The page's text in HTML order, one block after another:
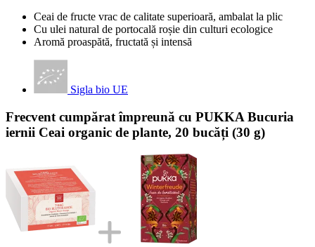
Ceai de fructe vrac de calitate superioară, ambalat la plic
Cu ulei natural de portocală roșie din culturi ecologice
Aromă proaspătă, fructată și intensă
Sigla bio UE
Frecvent cumpărat împreună cu PUKKA Bucuria
iernii Ceai organic de plante, 20 bucăți (30 g)